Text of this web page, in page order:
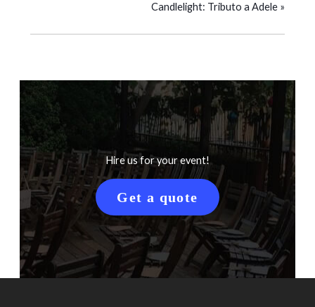
Candlelight: Tributo a Adele »
Hire us for your event!
Get a quote